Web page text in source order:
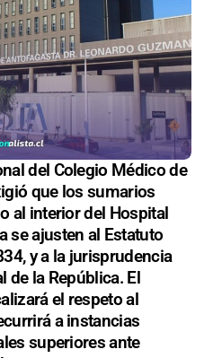
del Colegio Médico de
que los sumarios
al interior del Hospital
se ajusten al Estatuto
y a la jurisprudencia
de la República. El
el respeto al
a instancias
superiores ante